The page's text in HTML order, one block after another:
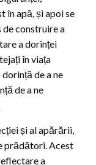
în apă, și apoi se
de construire a
a dorinței
în viața
de a ne
de a ne
și al apărării,
prădători. Acest
a